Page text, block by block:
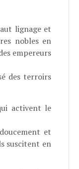
lignage et
nobles en
empereurs
des terroirs
activent le
et
suscitent en